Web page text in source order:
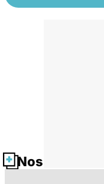
Nos fiches